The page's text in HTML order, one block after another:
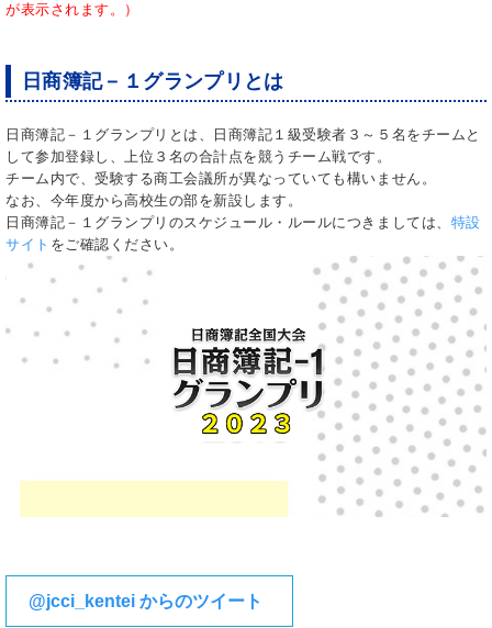
が表示されます。）
日商簿記－１グランプリとは
日商簿記－１グランプリとは、日商簿記１級受験者３～５名をチームと
して参加登録し、上位３名の合計点を競うチーム戦です。
チーム内で、受験する商工会議所が異なっていても構いません。
なお、今年度から高校生の部を新設します。
日商簿記－１グランプリのスケジュール・ルールにつきましては、 特設
サイト をご確認ください。
@jcci_kentei からのツイート